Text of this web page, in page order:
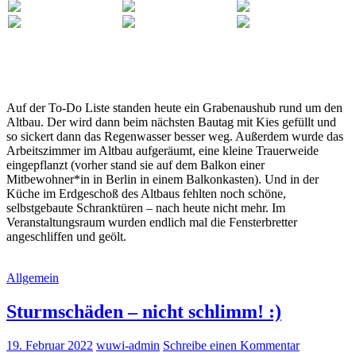
Auf der To-Do Liste standen heute ein Grabenaushub rund um den
Altbau. Der wird dann beim nächsten Bautag mit Kies gefüllt und
so sickert dann das Regenwasser besser weg. Außerdem wurde das
Arbeitszimmer im Altbau aufgeräumt, eine kleine Trauerweide
eingepflanzt (vorher stand sie auf dem Balkon einer
Mitbewohner*in in Berlin in einem Balkonkasten). Und in der
Küche im Erdgeschoß des Altbaus fehlten noch schöne,
selbstgebaute Schranktüren – nach heute nicht mehr. Im
Veranstaltungsraum wurden endlich mal die Fensterbretter
angeschliffen und geölt.
Allgemein
Sturmschäden – nicht schlimm! :)
19. Februar 2022 wuwi-admin Schreibe einen Kommentar